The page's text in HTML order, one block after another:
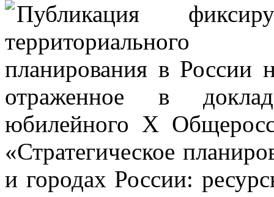
Публикация
территориального
планирования в России
отраженное в
юбилейного Х
«Стратегическое
и городах России: